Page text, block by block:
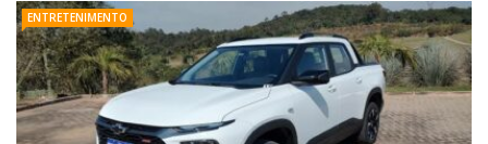
ENTRETENIMENTO